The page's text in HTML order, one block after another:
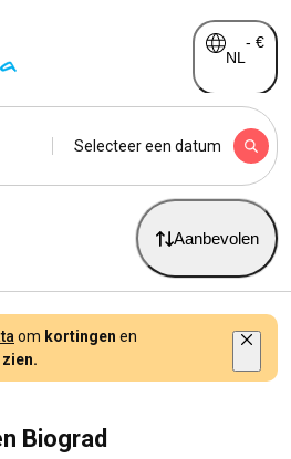
NL
- €
Selecteer een datum
Aanbevolen
om kortingen en
Biograd